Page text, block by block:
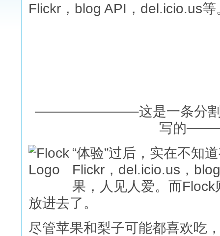
Flickr，blog API，del.icio.us等
———————–这是一条分割线
写的
“体验”过后，实在不知
Flickr，del.icio.us，
果，人见人爱。而
放进去了。
尽管苹果和梨子可能都喜欢吃